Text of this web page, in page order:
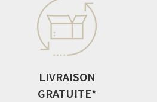
LIVRAISON
GRATUITE*